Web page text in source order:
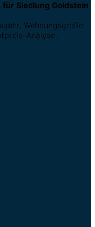
Siedlung Goldstein
Wohnungsgröße
Analyse.